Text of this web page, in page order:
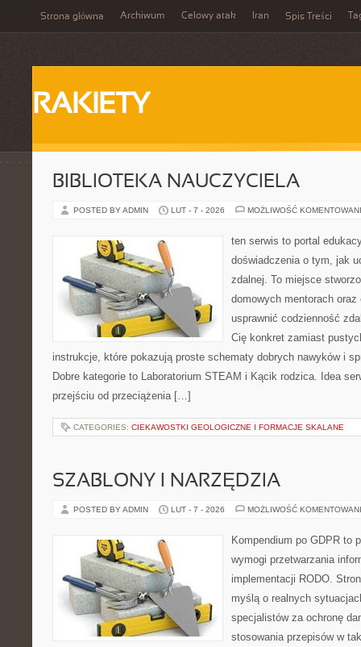
Strona główna Archiwum Celowy atak Iran Spis Treści
RAKIETY
BIBLIOTEKA NAUCZYCIELA
POSTED BY ADMIN LUT - 7 - 2026 MOŻLIWOŚĆ
ten serwis to portal
doświadczenia o tym, jak
zdalnej. To miejsce
domowych mentorach
usprawnić codzienność
Cię konkret zamiast
instrukcje, które pokazują proste schematy dobrych nawyków i
Dobre kategorie to Laboratorium STEAM i Kącik rodzica. Idea
przejściu od przeciążenia […]
CATEGORIES: CIEKAWOSTKI GEOLOGICZNE I FORMACJE SKALANE
SZABLONY I NARZĘDZIA
POSTED BY ADMIN LUT - 7 - 2026 MOŻLIWOŚĆ
Kompendium po GDPR to
wymogi przetwarzania
implementacji RODO.
myślą o realnych
specjalistów za ochronę
stosowania przepisów w